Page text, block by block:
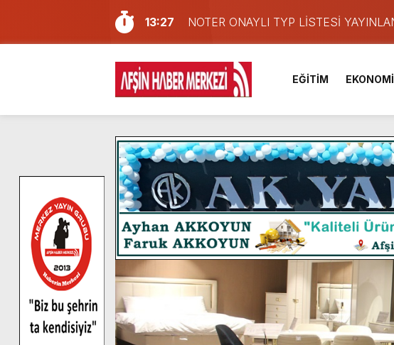
13:27
NOTER ONAYLI TYP LİSTESİ
11:22
KAFUM Fuar Alanı Bulut ve Yavuz’un
8:06
Afşinli bir hemşehrimizin de olduğu
14:05
Madrigal, Perşembe Günü KAFUM’da
7:39
KEDİNİZ Mİ VAR?
7:27
Cumhurbaşkanı Erdoğan, Ayser Çalık
13:57
Afşin Heyetinden Kaymakam Muammer
10:34
Vatandaşlardan Ağustos Fuarı’na Tam
16:48
Pusula Maraş Kamplarında 2 Bin Genç
16:10
Uluslararası Bisiklet Yarışması’nda En
EĞİTİM EKONOMİ